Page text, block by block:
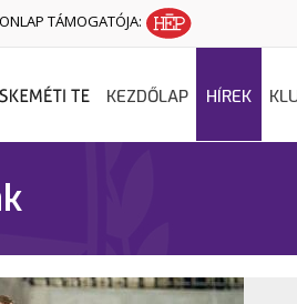
TÁMOGATÓJA:
KEZDŐLAP HÍREK